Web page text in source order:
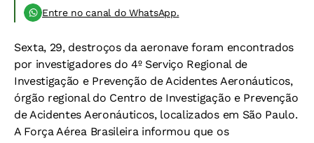
Entre no canal do WhatsApp.
Sexta, 29, destroços da aeronave foram encontrados
por investigadores do 4º Serviço Regional de
Investigação e Prevenção de Acidentes Aeronáuticos,
órgão regional do Centro de Investigação e Prevenção
de Acidentes Aeronáuticos, localizados em São Paulo.
A Força Aérea Brasileira informou que os